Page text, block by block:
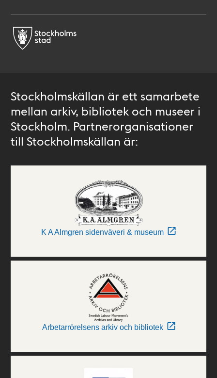
Stockholmskällan är ett samarbete
mellan arkiv, bibliotek och museer i
Stockholm. Partnerorganisationer
till Stockholmskällan är:
K A Almgren sidenväveri & museum
Arbetarrörelsens arkiv och bibliotek